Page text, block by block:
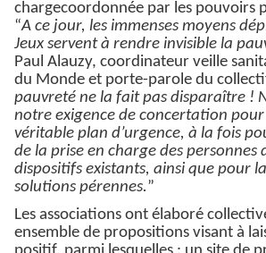
chargecoordonnée par les pouvoirs
“A ce jour, les immenses moyens
Jeux servent à rendre invisible la
Paul Alauzy, coordinateur veille
du Monde et porte-parole du
pauvreté ne la fait pas disparaître !
notre exigence de concertation
véritable plan d’urgence, à la fois
de la prise en charge des personnes
dispositifs existants, ainsi que pour
solutions pérennes.”
Les associations ont élaboré
ensemble de propositions visant à